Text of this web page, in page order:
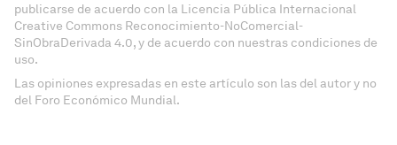
publicarse de acuerdo con la Licencia Pública Internacional
Creative Commons Reconocimiento-NoComercial-
SinObraDerivada 4.0, y de acuerdo con nuestras condiciones de
uso.
Las opiniones expresadas en este artículo son las del autor y no
del Foro Económico Mundial.